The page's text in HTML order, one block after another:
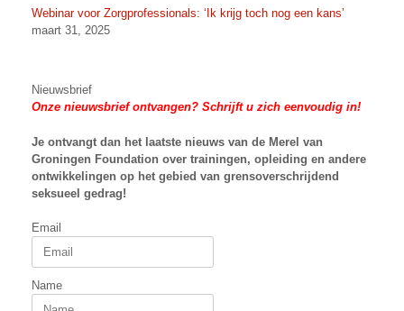
Webinar voor Zorgprofessionals: ‘Ik krijg toch nog een kans’
maart 31, 2025
Nieuwsbrief
Onze nieuwsbrief ontvangen? Schrijft u zich eenvoudig in!
Je ontvangt dan het laatste nieuws van de Merel van
Groningen Foundation over trainingen, opleiding en andere
ontwikkelingen op het gebied van grensoverschrijdend
seksueel gedrag!
Email
Name